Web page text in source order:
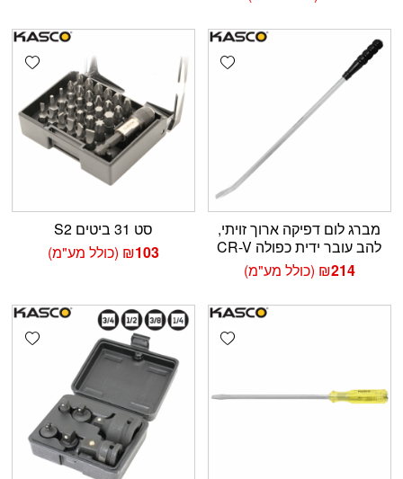
Add wishlist
מברג לום דפיקה ארוך זויתי,
להב עובר ידית כפולה CR-V
₪214 (כולל מע"מ)
סט 31 ביטים S2
₪103 (כולל מע"מ)
Add wishlist